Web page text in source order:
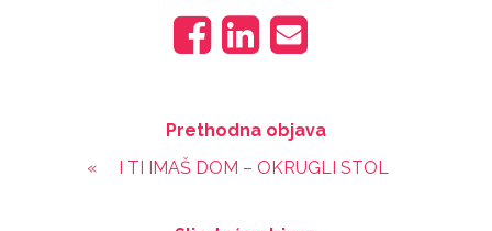
Prethodna objava
«
I TI IMAŠ DOM – OKRUGLI STOL